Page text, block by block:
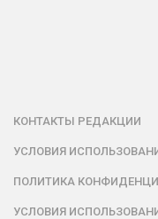
КОНТАКТЫ РЕДАКЦИИ
УСЛОВИЯ
ПОЛИТИКА
УСЛОВИЯ